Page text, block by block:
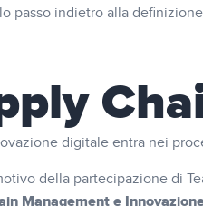
passo indietro alla
digitale entra nei
della partecipazione di
Management e